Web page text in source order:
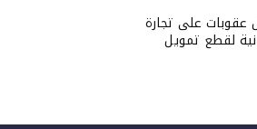
عقوبات على تجارة
لقطع تمويل